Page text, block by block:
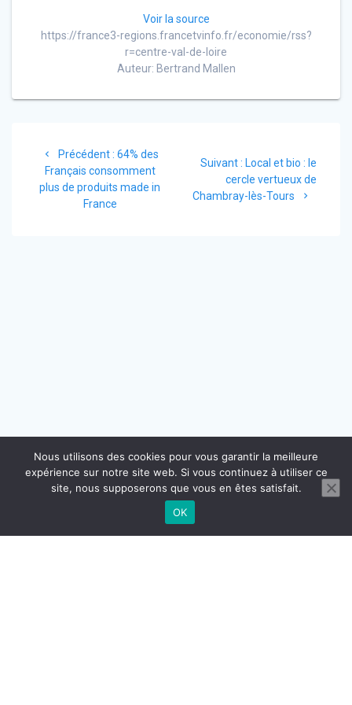
Voir la source
https://france3-regions.francetvinfo.fr/economie/rss?
r=centre-val-de-loire
Auteur: Bertrand Mallen
l’article
Précédent : Article
précédent
:
64% des
Français consomment
plus de produits made in
France
Suivant : Article
suivant
:
Local et bio : le
cercle vertueux de
Chambray-lès-Tours
Nous utilisons des cookies pour vous garantir la meilleure
expérience sur notre site web. Si vous continuez à utiliser ce
site, nous supposerons que vous en êtes satisfait.
OK